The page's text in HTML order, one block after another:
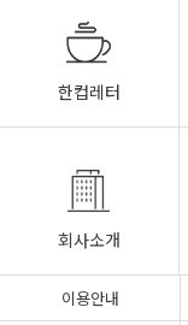
한컵레터
회사소개
이용안내